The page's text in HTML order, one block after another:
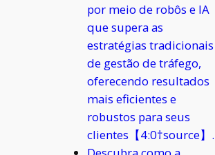
por meio de robôs e IA
que supera as
estratégias tradicionais
de gestão de tráfego,
oferecendo resultados
mais eficientes e
robustos para seus
clientes【4:0†source】.